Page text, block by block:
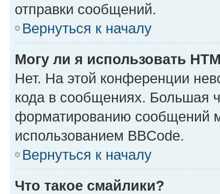
отправки сообщений.
Вернуться к началу
Могу ли я использовать
Нет. На этой конференции
кода в сообщениях. Большая
форматированию сообщений
использованием BBCode.
Вернуться к началу
Что такое смайлики?